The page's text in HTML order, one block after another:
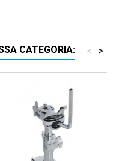
CATEGORIA: >
<